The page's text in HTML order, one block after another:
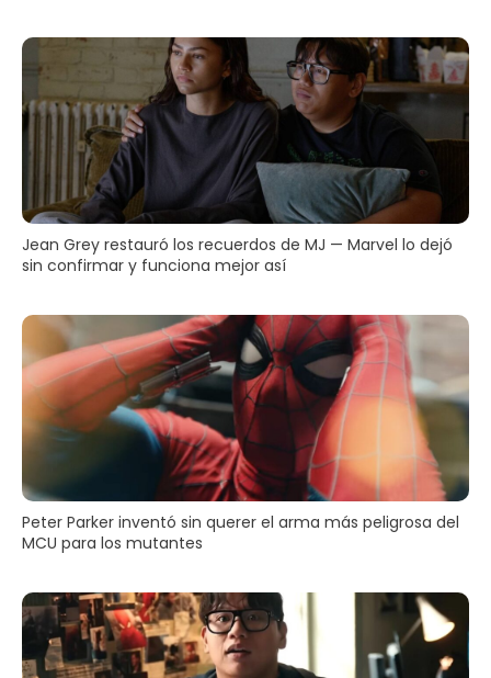
Jean Grey restauró los recuerdos de MJ — Marvel lo dejó
sin confirmar y funciona mejor así
Peter Parker inventó sin querer el arma más peligrosa del
MCU para los mutantes